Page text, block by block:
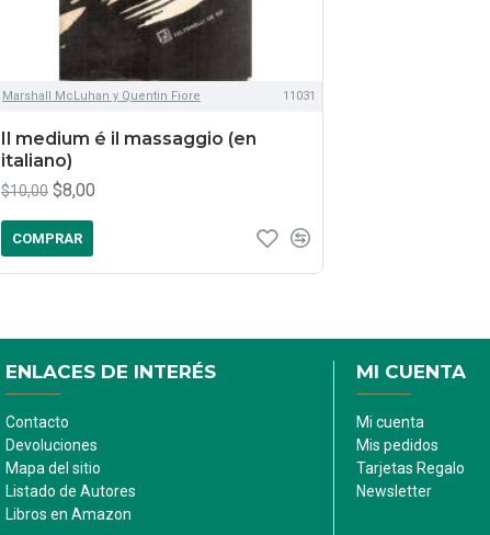
Marshall McLuhan y Quentin Fiore 11031
Il medium é il massaggio (en
italiano)
$10,00 $8,00
COMPRAR
ENLACES DE INTERÉS
Contacto
Devoluciones
Mapa del sitio
Listado de Autores
Libros en Amazon
MI CUENTA
Mi cuenta
Mis pedidos
Tarjetas Regalo
Newsletter